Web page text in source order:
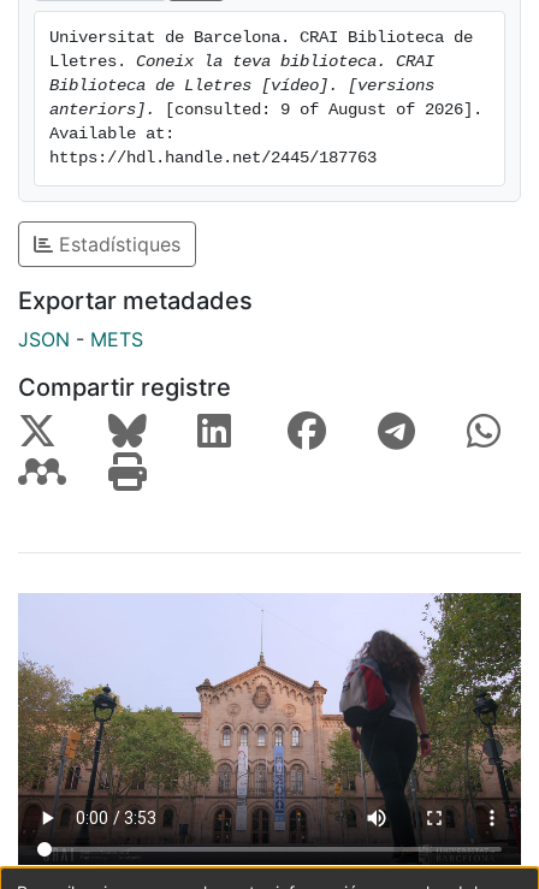
Universitat de Barcelona. CRAI Biblioteca de
Lletres. Coneix la teva biblioteca. CRAI
Biblioteca de Lletres [vídeo]. [versions
anteriors].
[consulted: 9 of August of 2026].
Available at:
https://hdl.handle.net/2445/187763
Estadístiques
Exportar metadades
JSON - METS
Compartir registre